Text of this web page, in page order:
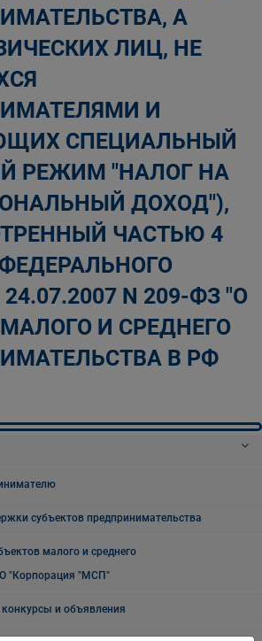
А
ЛИЦ, НЕ
И
СПЕЦИАЛЬНЫЙ
РЕЖИМ "НАЛОГ НА
ДОХОД"),
ЧАСТЬЮ 4
N 209-ФЗ "О
И СРЕДНЕГО
В РФ
субъектов предпринимательства
малого и среднего
"Корпорация "МСП"
и объявления